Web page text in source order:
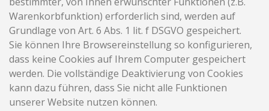
Warenkorbfunktion) erforderlich sind, werden auf
Grundlage von Art. 6 Abs. 1 lit. f DSGVO gespeichert.
Sie können Ihre Browsereinstellung so konfigurieren,
dass keine Cookies auf Ihrem Computer gespeichert
werden. Die vollständige Deaktivierung von Cookies
kann dazu führen, dass Sie nicht alle Funktionen
unserer Website nutzen können.